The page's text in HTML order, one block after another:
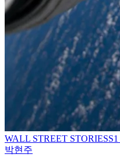
WALL STREET STORIESS1
박현주